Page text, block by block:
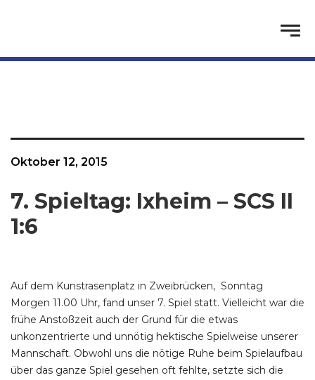
Oktober 12, 2015
7. Spieltag: Ixheim – SCS II
1:6
Auf dem Kunstrasenplatz in Zweibrücken, Sonntag
Morgen 11.00 Uhr, fand unser 7. Spiel statt. Vielleicht war die
frühe Anstoßzeit auch der Grund für die etwas
unkonzentrierte und unnötig hektische Spielweise unserer
Mannschaft. Obwohl uns die nötige Ruhe beim Spielaufbau
über das ganze Spiel gesehen oft fehlte, setzte sich die